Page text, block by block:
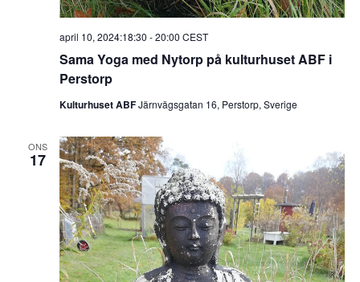
Sama Yoga med Nytorp på kulturhuset ABF i
Perstorp
april 10, 2024:18:30 -20:00 CEST
Kulturhuset ABFJärnvägsgatan 16, Perstorp, Sverige
ONS
17